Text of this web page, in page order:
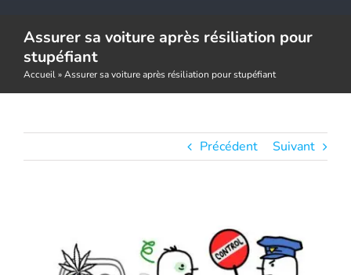
Accueil
Assurance auto
Mutuelle santé
Assurer sa voiture après résiliation pour
stupéfiant
Accueil»Assurer sa voiture après résiliation pour stupéfiant
Précédent Suivant
agrandie